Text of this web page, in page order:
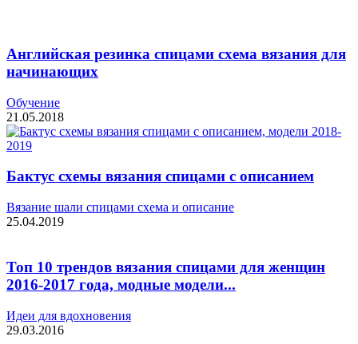
Английская резинка спицами схема вязания для
начинающих
Обучение
21.05.2018
Бактус схемы вязания спицами с описанием
Вязание шали спицами схема и описание
25.04.2019
Топ 10 трендов вязания спицами для женщин
2016-2017 года, модные модели...
Идеи для вдохновения
29.03.2016